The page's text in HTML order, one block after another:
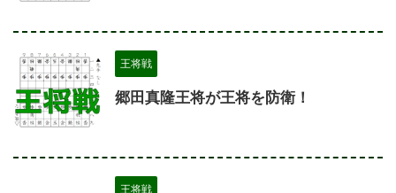
王将戦
郷田真隆王将が王将を防衛！
王将戦